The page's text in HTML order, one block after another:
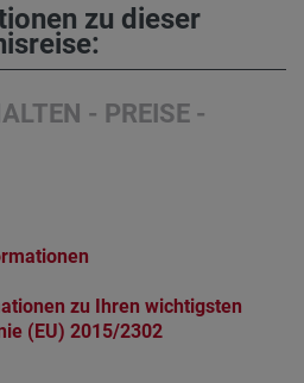
zu dieser
- PREISE -
zu Ihren wichtigsten
(EU) 2015/2302